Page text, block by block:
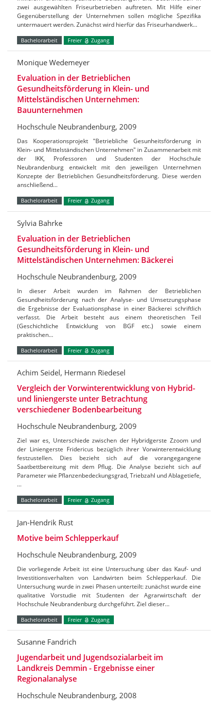
zwei ausgewählten Friseurbetrieben auftreten. Mit Hilfe einer
Gegenüberstellung der Unternehmen sollen mögliche Spezifika
untermauert werden. Zunächst wird hierfür das Friseurhandwerk…
Bachelorarbeit Freier Zugang
Monique Wedemeyer
Evaluation in der Betrieblichen
Gesundheitsförderung in Klein- und
Mittelständischen Unternehmen:
Bauunternehmen
Hochschule Neubrandenburg, 2009
Das Kooperationsprojekt "Betriebliche Gesunheitsförderung in
Klein- und Mittelständischen Unternehmen" in Zusammenarbeit mit
der IKK, Professoren und Studenten der Hochschule
Neubrandenburg entwickelt mit den jeweiligen Unternehmen
Konzepte der Betrieblichen Gesundheitsförderung. Diese werden
anschließend…
Bachelorarbeit Freier Zugang
Sylvia Bahrke
Evaluation in der Betrieblichen
Gesundheitsförderung in Klein- und
Mittelständischen Unternehmen: Bäckerei
Hochschule Neubrandenburg, 2009
In dieser Arbeit wurden im Rahmen der Betrieblichen
Gesundheitsförderung nach der Analyse- und Umsetzungsphase
die Ergebnisse der Evaluationsphase in einer Bäckerei schriftlich
verfasst. Die Arbeit besteht aus einem theoretischen Teil
(Geschichtliche Entwicklung von BGF etc.) sowie einem
praktischen…
Bachelorarbeit Freier Zugang
Achim Seidel, Hermann Riedesel
Vergleich der Vorwinterentwicklung von Hybrid-
und liniengerste unter Betrachtung
verschiedener Bodenbearbeitung
Hochschule Neubrandenburg, 2009
Ziel war es, Unterschiede zwischen der Hybridgerste Zzoom und
der Liniengerste Fridericus bezüglich ihrer Vorwinterentwicklung
festzustellen. Dies bezieht sich auf die vorangegangene
Saatbettbereitung mit dem Pflug. Die Analyse bezieht sich auf
Parameter wie Pflanzenbedeckungsgrad, Triebzahl und Ablagetiefe,
…
Bachelorarbeit Freier Zugang
Jan-Hendrik Rust
Motive beim Schlepperkauf
Hochschule Neubrandenburg, 2009
Die vorliegende Arbeit ist eine Untersuchung über das Kauf- und
Investitionsverhalten von Landwirten beim Schlepperkauf. Die
Untersuchung wurde in zwei Phasen unterteilt: zunächst wurde eine
qualitative Vorstudie mit Studenten der Agrarwirtschaft der
Hochschule Neubrandenburg durchgeführt. Ziel dieser…
Bachelorarbeit Freier Zugang
Susanne Fandrich
Jugendarbeit und Jugendsozialarbeit im
Landkreis Demmin - Ergebnisse einer
Regionalanalyse
Hochschule Neubrandenburg, 2008